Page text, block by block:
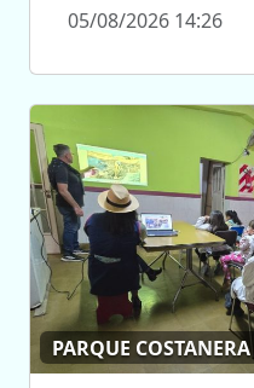
05/08/2026 14:26
PARQUE COSTANERA